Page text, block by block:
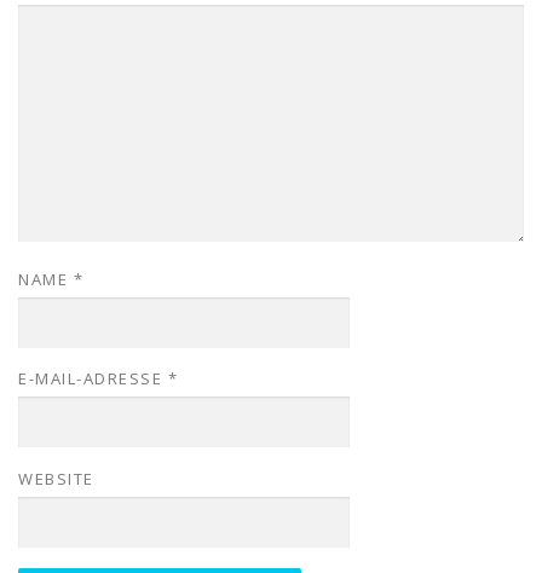
NAME *
E-MAIL-ADRESSE *
WEBSITE